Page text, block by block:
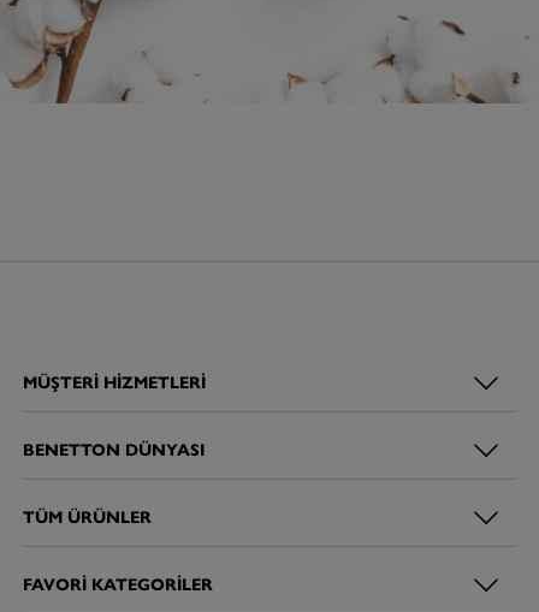
MÜŞTERI HIZMETLERI
BENETTON DÜNYASI
TÜM ÜRÜNLER
FAVORI KATEGORILER